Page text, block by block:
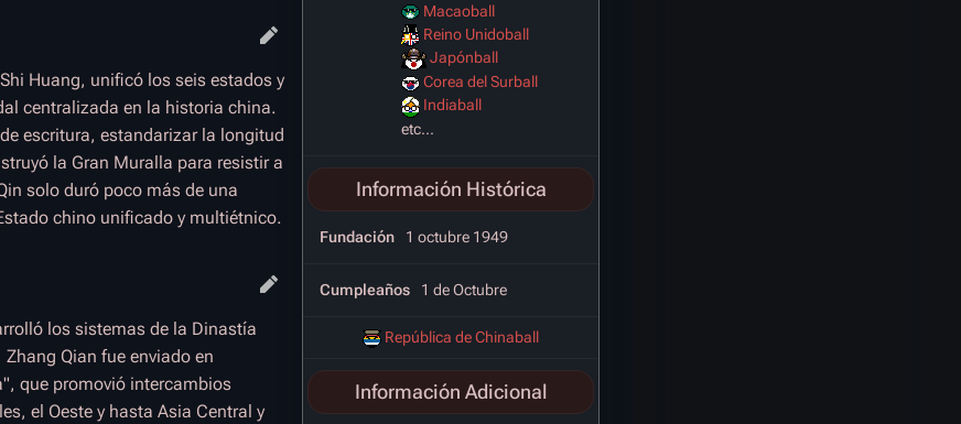
Macaoball
Reino Unidoball
Japónball
Corea del Surball
Indiaball
etc...
Información Histórica
Fundación 1 octubre 1949
Cumpleaños 1 de Octubre
República de Chinaball
Información Adicional
Huang, unificó los seis estados y
centralizada en la historia china.
escritura, estandarizar la longitud
la Gran Muralla para resistir a
solo duró poco más de una
chino unificado y multiétnico.
los sistemas de la Dinastía
Qian fue enviado en
que promovió intercambios
el Oeste y hasta Asia Central y